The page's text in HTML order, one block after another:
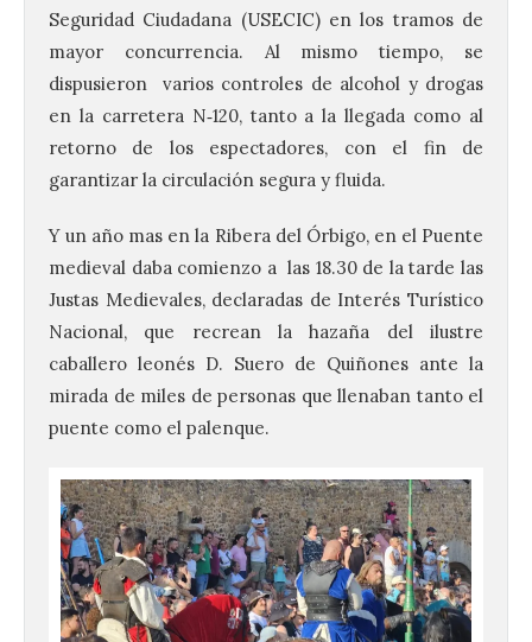
Seguridad Ciudadana (USECIC) en los tramos de
mayor concurrencia. Al mismo tiempo, se
dispusieron varios controles de alcohol y drogas
en la carretera N‑120, tanto a la llegada como al
retorno de los espectadores, con el fin de
garantizar la circulación segura y fluida.
Y un año mas en la Ribera del Órbigo, en el Puente
medieval daba comienzo a las 18.30 de la tarde las
Justas Medievales, declaradas de Interés Turístico
Nacional, que recrean la hazaña del ilustre
caballero leonés D. Suero de Quiñones ante la
mirada de miles de personas que llenaban tanto el
puente como el palenque.